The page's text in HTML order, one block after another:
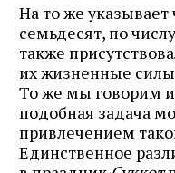
На то же
семьдесят, по
также
их жизненные силы
То же мы говорим
подобная задача
привлечением
Единственное